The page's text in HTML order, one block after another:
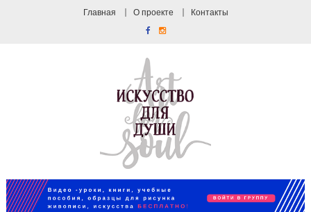
Главная О проекте Контакты